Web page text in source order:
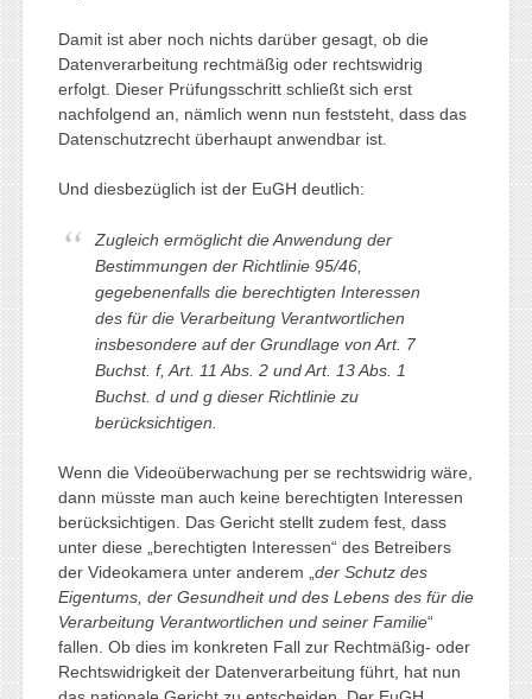
Damit ist aber noch nichts darüber gesagt, ob die
Datenverarbeitung rechtmäßig oder rechtswidrig
erfolgt. Dieser Prüfungsschritt schließt sich erst
nachfolgend an, nämlich wenn nun feststeht, dass das
Datenschutzrecht überhaupt anwendbar ist.
Und diesbezüglich ist der EuGH deutlich:
Zugleich ermöglicht die Anwendung der
Bestimmungen der Richtlinie 95/46,
gegebenenfalls die berechtigten Interessen
des für die Verarbeitung Verantwortlichen
insbesondere auf der Grundlage von Art. 7
Buchst. f, Art. 11 Abs. 2 und Art. 13 Abs. 1
Buchst. d und g dieser Richtlinie zu
berücksichtigen.
Wenn die Videoüberwachung per se rechtswidrig wäre,
dann müsste man auch keine berechtigten Interessen
berücksichtigen. Das Gericht stellt zudem fest, dass
unter diese „berechtigten Interessen“ des Betreibers
der Videokamera unter anderem „ der Schutz des
Eigentums, der Gesundheit und des Lebens des für die
Verarbeitung Verantwortlichen und seiner Familie“
fallen. Ob dies im konkreten Fall zur Rechtmäßig- oder
Rechtswidrigkeit der Datenverarbeitung führt, hat nun